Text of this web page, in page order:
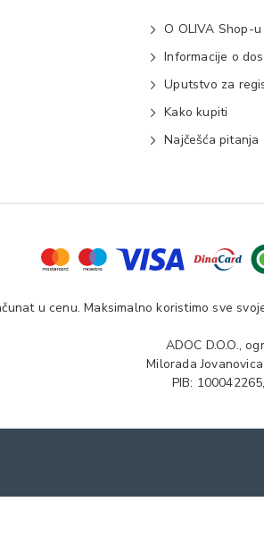
O OLIVA Shop-u
Informacije o
Uputstvo za
Kako kupiti
Najčešća pitanja
u cenu. Maksimalno koristimo sve
ADOC D.O.O.,
Milorada
PIB: